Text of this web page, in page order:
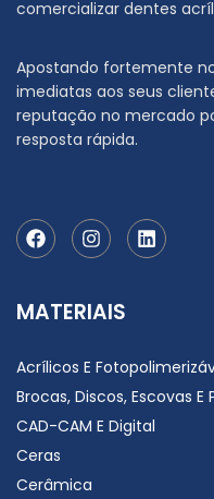
comercializar dentes
Apostando fortemente
imediatas aos seus
reputação no mercado
resposta rápida.
MATERIAIS
Acrílicos E
Brocas, Discos, Escovas E
CAD-CAM E Digital
Ceras
Cerâmica